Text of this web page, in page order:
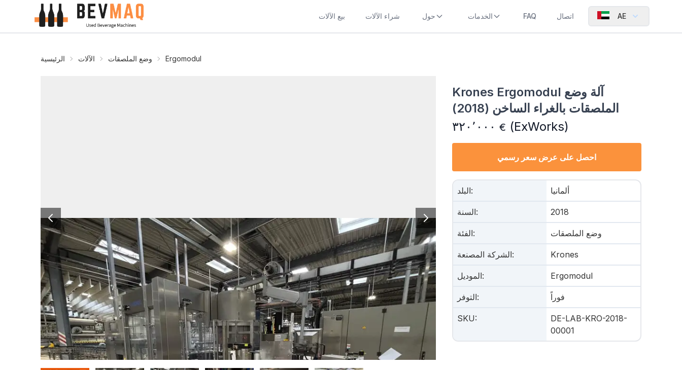
بيع الآلات شراء الآلات حول الخدمات FAQ اتصال AE
الرئيسية الآلات وضع الملصقات Ergomodul
Krones Ergomodul آلة وضع
الملصقات بالغراء الساخن (2018)
٣٢٠٬٠٠٠ € (ExWorks)
احصل على عرض سعر رسمي
البلد: ألمانيا
السنة: 2018
الفئة: وضع الملصقات
الشركة المصنعة: Krones
الموديل: Ergomodul
التوفر: فوراً
SKU:
DE-LAB-KRO-2018-
00001